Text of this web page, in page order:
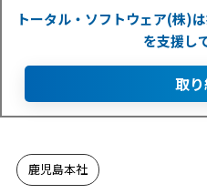
トータル・ソフトウェア(株)
を支援し
取
鹿児島本社